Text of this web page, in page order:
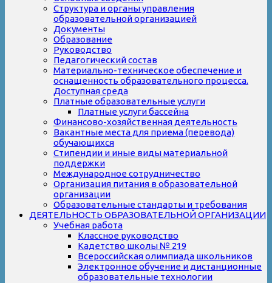
Структура и органы управления
образовательной организацией
Документы
Образование
Руководство
Педагогический состав
Материально-техническое обеспечение и
оснащенность образовательного процесса.
Доступная среда
Платные образовательные услуги
Платные услуги бассейна
Финансово-хозяйственная деятельность
Вакантные места для приема (перевода)
обучающихся
Стипендии и иные виды материальной
поддержки
Международное сотрудничество
Организация питания в образовательной
организации
Образовательные стандарты и требования
ДЕЯТЕЛЬНОСТЬ ОБРАЗОВАТЕЛЬНОЙ ОРГАНИЗАЦИИ
Учебная работа
Классное руководство
Кадетство школы № 219
Всероссийская олимпиада школьников
Электронное обучение и дистанционные
образовательные технологии